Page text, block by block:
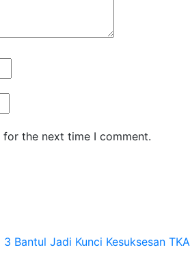
the next time I comment.
Bantul Jadi Kunci Kesuksesan TKA